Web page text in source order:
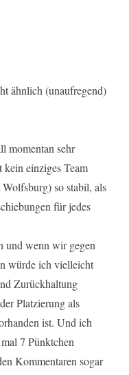
ähnlich (unaufregend)
momentan sehr
kein einziges Team
so stabil, als
für jedes
und wenn wir gegen
würde ich vielleicht
Zurückhaltung
Platzierung als
ist. Und ich
7 Pünktchen
Kommentaren sogar